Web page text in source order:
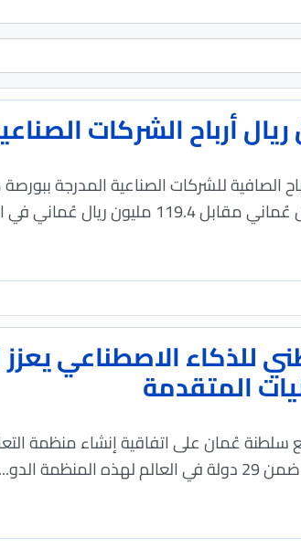
الصافية للشركات الصناعية المدرجة
للذكاء الاصطناعي
المتقدمة
سلطنة عُمان على اتفاقية إنشاء منظمة
الدو...